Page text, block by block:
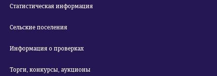
Статистическая информация
Сельские поселения
Информация о проверках
Торги, конкурсы, аукционы